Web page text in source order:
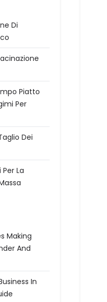
Di
Piatto
Per
Dei
La
Making
And
In